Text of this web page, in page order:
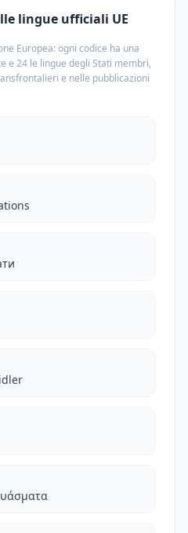
lingue ufficiali UE
Europea: ogni codice ha una
e 24 le lingue degli Stati membri,
e nelle pubblicazioni